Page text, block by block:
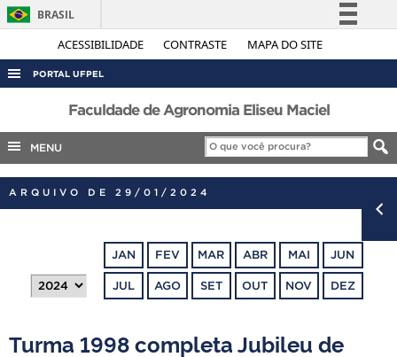
ACESSIBILIDADE CONTRASTE MAPA DO SITE
BRASIL
Simplifique!
Legislação
Canais
PORTAL UFPEL
ACESSO À INFORMAÇÃO
AUDITORIA
COBALTO
CONCURSOS
OUVIDORIA
TELEFONES
Faculdade de Agronomia Eliseu Maciel
MENU
ARQUIVO DE 29/01/2024
JAN FEV MAR ABR MAI JUN
JUL AGO SET OUT NOV DEZ
Turma 1998 completa Jubileu de